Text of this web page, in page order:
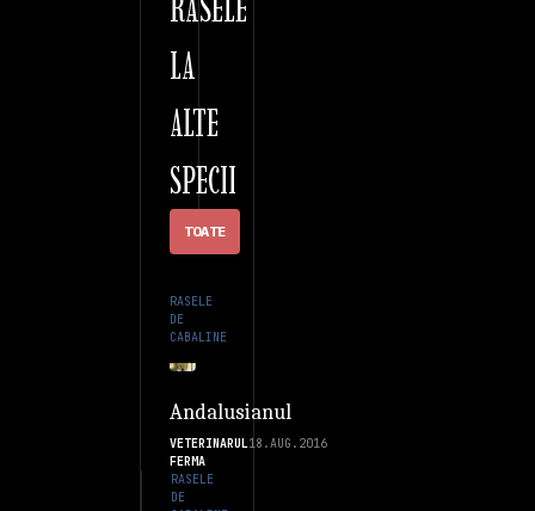
LA
ALTE
SPECII
TOATE
RASELE
DE
CABALINE
Andalusianul
VETERINARUL
FERMA
18.AUG.2016
RASELE
DE